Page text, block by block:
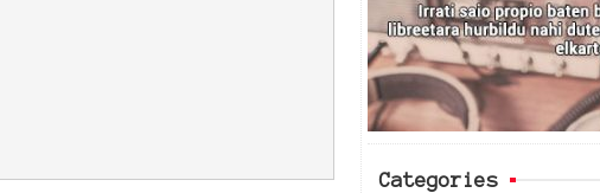
o
o
e
r
Categories